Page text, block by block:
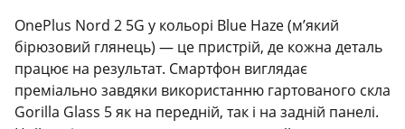
OnePlus Nord 2 5G у кольорі Blue Haze (м’який
бірюзовий глянець) — це пристрій, де кожна деталь
працює на результат. Смартфон виглядає
преміально завдяки використанню гартованого скла
Gorilla Glass 5 як на передній, так і на задній панелі.